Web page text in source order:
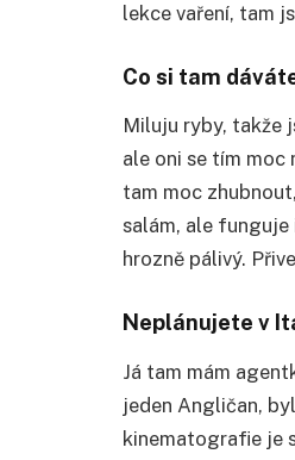
lekce vaření, tam
Co si tam
Miluju ryby, takže
ale oni se tím moc
tam moc
salám, ale funguje
hrozně pálivý.
Neplánujete v
Já tam mám
jeden Angličan,
kinematografie je